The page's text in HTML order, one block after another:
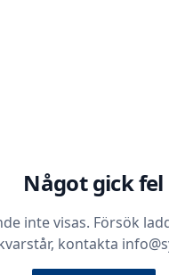
Något gick fel
inte visas. Försök
kontakta